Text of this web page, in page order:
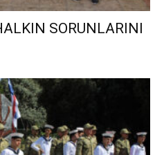
SORUNLARINI